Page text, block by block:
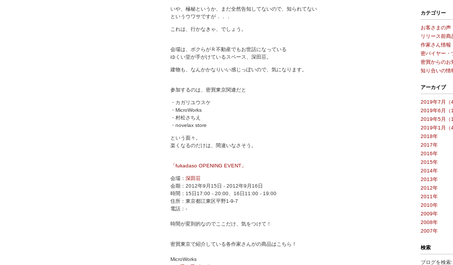
いや、極秘というか、まだ全然告知してないので、知られてない
というウワサですが．．．
これは、行かなきゃ、でしょう。
会場は、ボクらがＲ不動産でもお世話になっている
ゆくい堂が手がけているスペース、深田荘。
建物も、なんかかなりいい感じっぽいので、気になります。
参加するのは、密買東京関連だと
・カガリユウスケ
・MicroWorks
・村松さちえ
・novelax store
という面々。
楽くなるのだけは、間違いなさそう。
「fukadaso OPENING EVENT」
会場： 深田荘
会期：2012年9月15日 - 2012年9月16日
時間：15日17:00 - 20:00、16日11:00 - 19:00
住所：東京都江東区平野1-9-7
電話：-
時間が変則的なのでここだけ、気をつけて！
密買東京で紹介している各作家さんがの商品はこちら！
MicroWorks
カテゴリー
お客さまの声
リリース前商
作家さん情報
密バイヤー・
密買からのお
知り合いの情
アーカイブ
2019年7月（4
2019年6月（1
2019年5月（1
2019年1月（4
2018年
2017年
2016年
2015年
2014年
2013年
2012年
2011年
2010年
2009年
2008年
2007年
検索
ブログを検索: